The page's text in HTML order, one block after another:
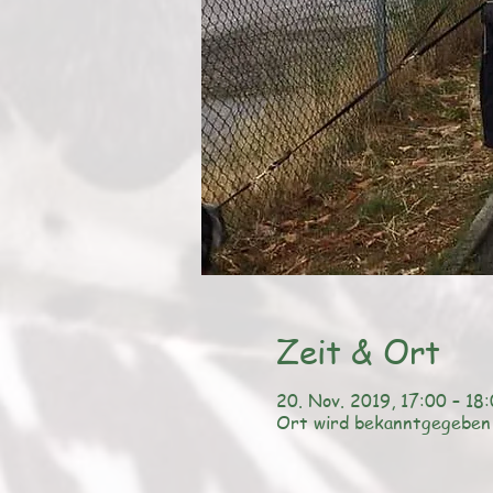
Zeit & Ort
20. Nov. 2019, 17:00 –
Ort wird bekanntgegeben